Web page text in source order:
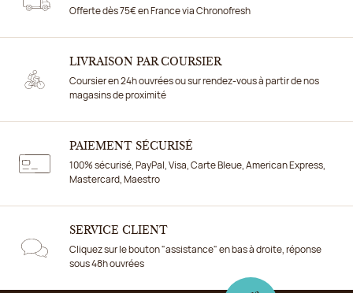
Offerte dès 75€ en France via Chronofresh
LIVRAISON PAR COURSIER
Coursier en 24h ouvrées ou sur rendez-vous à partir de nos
magasins de proximité
PAIEMENT SÉCURISÉ
100% sécurisé, PayPal, Visa, Carte Bleue, American Express,
Mastercard, Maestro
SERVICE CLIENT
Cliquez sur le bouton "assistance" en bas à droite, réponse
sous 48h ouvrées